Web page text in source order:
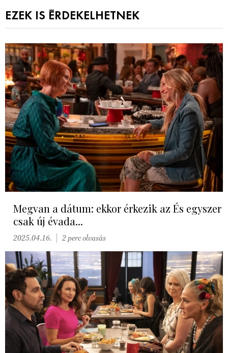
EZEK IS ÉRDEKELHETNEK
Megvan a dátum: ekkor érkezik az És egyszer
csak új évada...
2025.04.16. 2 perc olvasás